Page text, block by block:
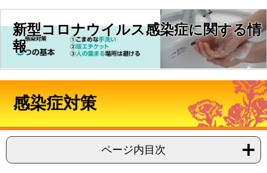
新型コロナウイルス感染症に関する情
報
感染症対策
ページ内目次